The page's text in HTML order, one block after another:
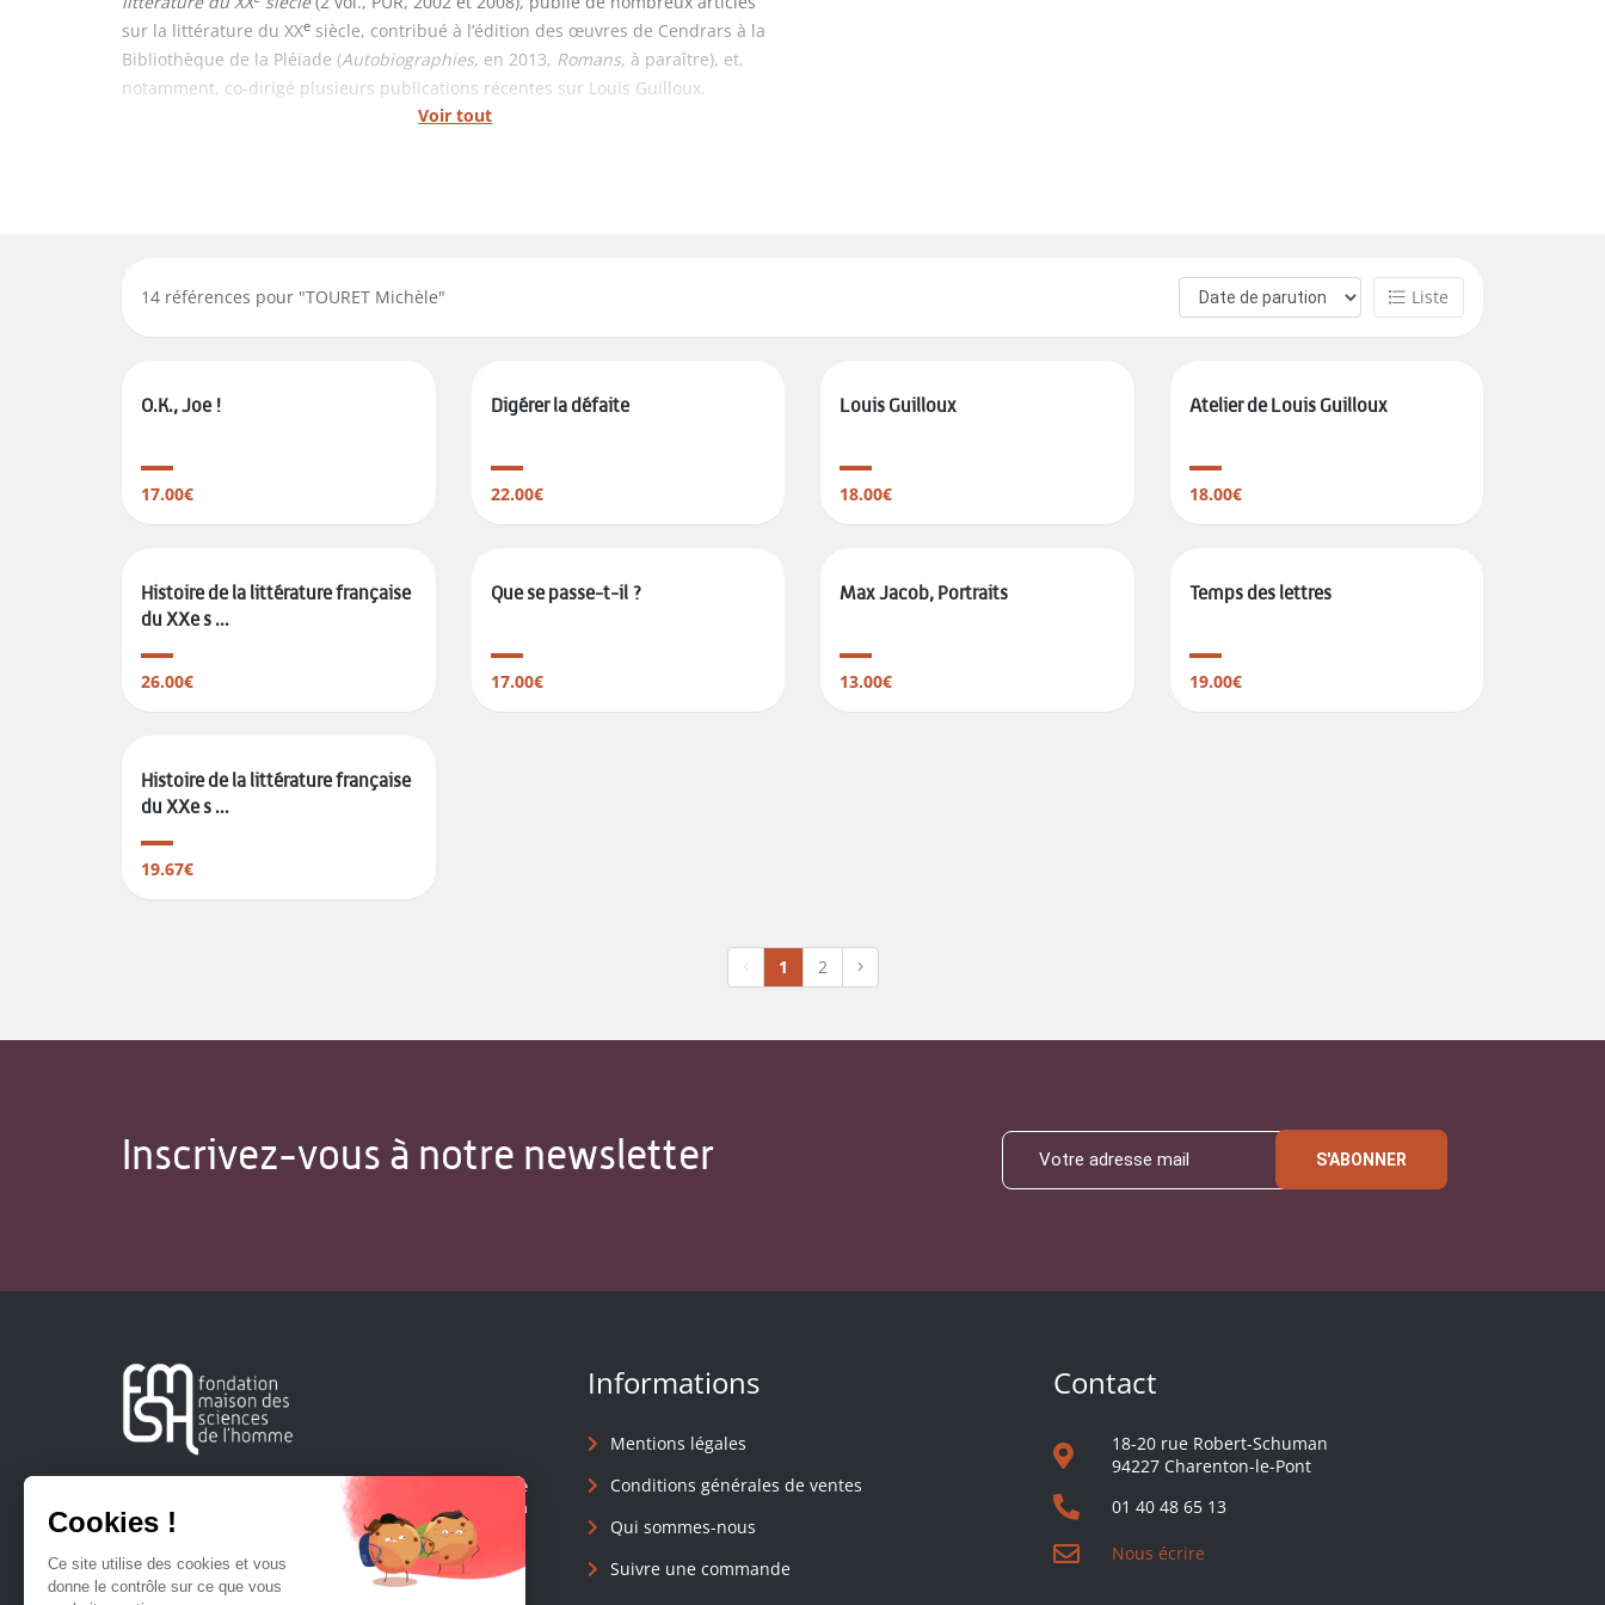
Voir tout
sur la littérature du XXe siècle, contribué à l’édition des œuvres de Cendrars à la
Bibliothèque de la Pléiade (Autobiographies, en 2013, Romans, à paraître), et,
notamment, co-dirigé plusieurs publications récentes sur Louis Guilloux.
14 références pour "TOURET Michèle" Liste
O.K., Joe !
17.00€
Digérer la défaite
22.00€
Louis Guilloux
18.00€
Atelier de Louis Guilloux
18.00€
Histoire de la littérature française
du XXe s ...
26.00€
Que se passe-t-il ?
17.00€
Max Jacob, Portraits
13.00€
Temps des lettres
19.00€
Histoire de la littérature française
du XXe s ...
19.67€
1 2
Inscrivez-vous à notre newsletter S'ABONNER
Créée en 1963, la Fondation Maison Sciences de l'Homme
soutient la recherche et la diffusion des connaissances en
sciences humaines et sociales.
Informations
Mentions légales
Conditions générales de ventes
Qui sommes-nous
Suivre une commande
Contact
18-20 rue Robert-Schuman
94227 Charenton-le-Pont
01 40 48 65 13
Nous écrire